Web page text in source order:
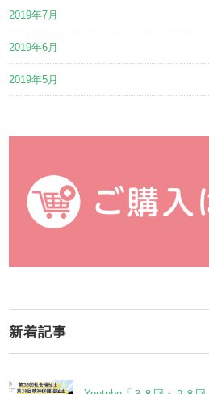
2019年7月
2019年6月
2019年5月
新着記事